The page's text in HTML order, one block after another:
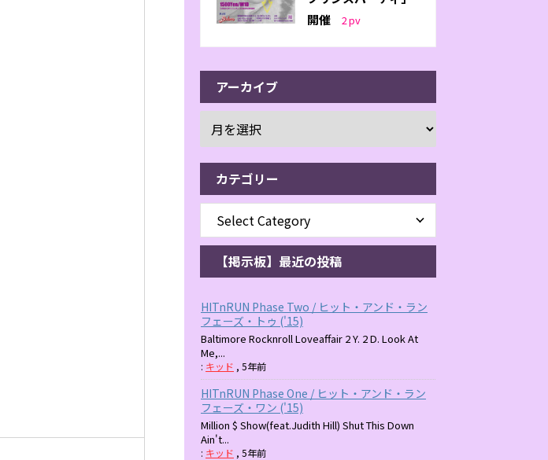
開催
2pv
アーカイブ
カテゴリー
【掲示板】最近の投稿
HITnRUN Phase Two / ヒット・アンド・ラン
フェーズ・トゥ ('15)
Baltimore Rocknroll Loveaffair 2 Y. 2 D. Look At
Me,...
: キッド , 5年前
HITnRUN Phase One / ヒット・アンド・ラン
フェーズ・ワン ('15)
Million $ Show(feat.Judith Hill) Shut This Down
Ain't...
: キッド , 5年前